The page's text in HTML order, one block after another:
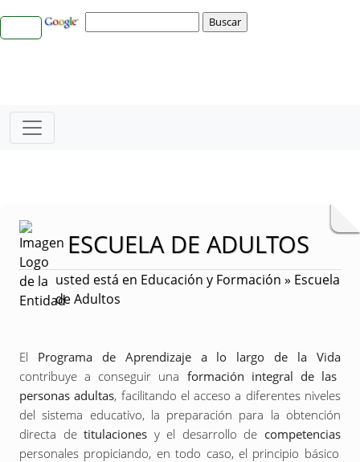
ESCUELA DE ADULTOS
usted está en Educación y Formación » Escuela
de Adultos
El Programa de Aprendizaje a lo largo de la Vida
contribuyea conseguir una formación integral de las
personas adultas, facilitando el acceso a diferentes niveles
del sistema educativo, la preparación para la obtención
directa detitulaciones y el desarrollo de competencias
personales propiciando, en todo caso, el principio básico